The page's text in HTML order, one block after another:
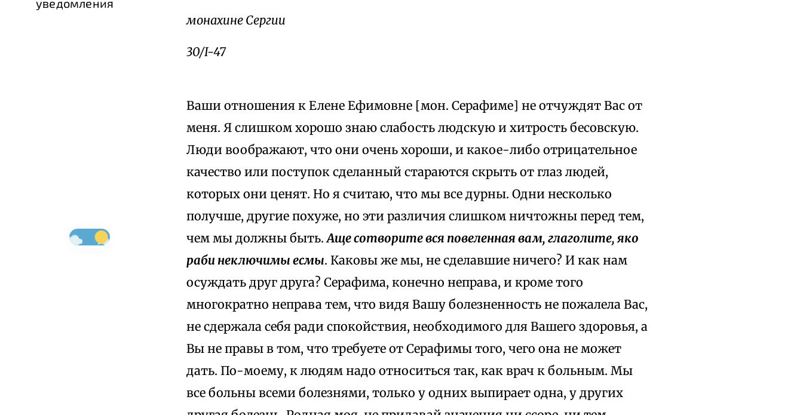
уведомления
монахине Сергии
30/I-47
Ваши отношения к Елене Ефимовне [мон. Серафиме] не отчуждят Вас от
меня. Я слишком хорошо знаю слабость людскую и хитрость бесовскую.
Люди воображают, что они очень хороши, и какое-либо отрицательное
качество или поступок сделанный стараются скрыть от глаз людей,
которых они ценят. Но я считаю, что мы все дурны. Одни несколько
получше, другие похуже, но эти различия слишком ничтожны перед тем,
чем мы должны быть.Аще сотворите вся повеленная вам, глаголите, яко
раби неключимы есмы. Каковы же мы, не сделавшие ничего? И как нам
осуждать друг друга? Серафима, конечно неправа, и кроме того
многократно неправа тем, что видя Вашу болезненность не пожалела Вас,
не сдержала себя ради спокойствия, необходимого для Вашего здоровья, а
Вы не правы в том, что требуете от Серафимы того, чего она не может
дать. По-моему, к людям надо относиться так, как врач к больным. Мы
все больны всеми болезнями, только у одних выпирает одна, у других